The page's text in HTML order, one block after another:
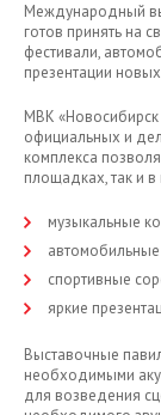
Международный
готов принять на
фестивали,
презентации
МВК «Новосибирск
официальных и
комплекса
площадках, так и
музыкальные
спортивные
яркие
Выставочные
необходимыми
для возведения